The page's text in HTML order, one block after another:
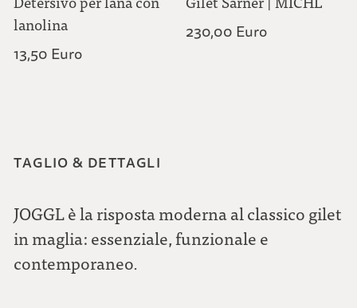
lanolina
13,50 Euro
230,00 Euro
TAGLIO & DETTAGLI
JOGGL è la risposta moderna al classico gilet
in maglia: essenziale, funzionale e
contemporaneo.